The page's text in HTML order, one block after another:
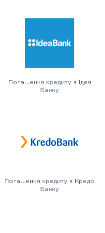
Погашення кредиту в Ідея
Банку
Погашення кредиту в Кредо
Банку